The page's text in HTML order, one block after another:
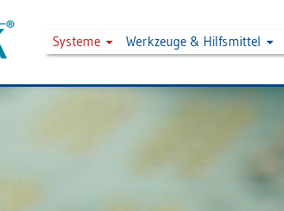
Systeme Werkzeuge & Hilfsmittel